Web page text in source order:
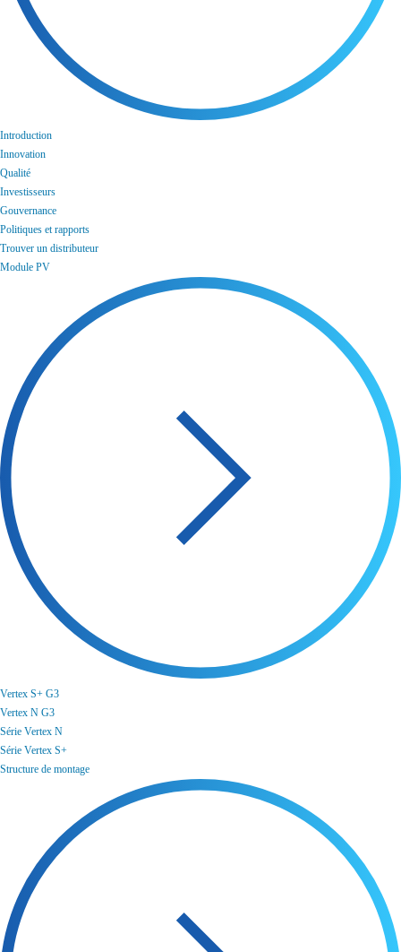
Introduction
Innovation
Qualité
Investisseurs
Gouvernance
Politiques et rapports
Trouver un distributeur
Module PV
Vertex S+ G3
Vertex N G3
Série Vertex N
Série Vertex S+
Structure de montage